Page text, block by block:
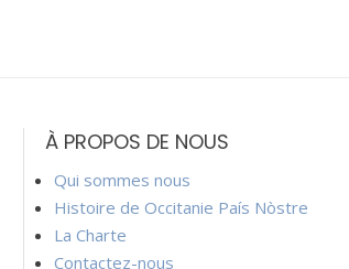
À PROPOS DE NOUS
Qui sommes nous
Histoire de Occitanie País Nòstre
La Charte
Contactez-nous